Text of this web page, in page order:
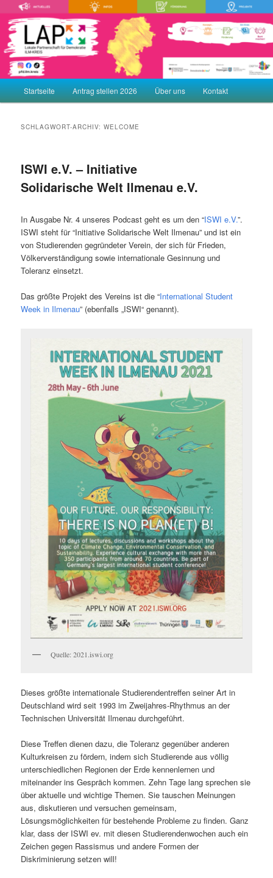
primären
Inhalt
springen
sekundären
Inhalt
springenLAP – Lokale Partnerschaft für
Demokratie ILM-KREIS
Demokratie leben! Aktiv gegen Rechtsextremismus, Gewalt und
Menschenfeindlichkeit
HauptmenüStartseite Antrag stellen 2026 Über uns Kontakt
SCHLAGWORT-ARCHIV:WELCOME
ISWI e.V. – Initiative
Solidarische Welt Ilmenau e.V.
In Ausgabe Nr. 4 unseres Podcast geht es um den “ISWI e.V.”.
ISWI steht für “Initiative Solidarische Welt Ilmenau” und ist ein
von Studierenden gegründeter Verein, der sich für Frieden,
Völkerverständigung sowie internationale Gesinnung und
Toleranz einsetzt.
Das größte Projekt des Vereins ist die “International Student
Week in Ilmenau” (ebenfalls „ISWI“ genannt).
Quelle: 2021.iswi.org
Dieses größte internationale Studierendentreffen seiner Art in
Deutschland wird seit 1993 im Zweijahres-Rhythmus an der
Technischen Universität Ilmenau durchgeführt.
Diese Treffen dienen dazu, die Toleranz gegenüber anderen
Kulturkreisen zu fördern, indem sich Studierende aus völlig
unterschiedlichen Regionen der Erde kennenlernen und
miteinander ins Gespräch kommen. Zehn Tage lang sprechen sie
über aktuelle und wichtige Themen. Sie tauschen Meinungen
aus, diskutieren und versuchen gemeinsam,
Lösungsmöglichkeiten für bestehende Probleme zu finden. Ganz
klar, dass der ISWI ev. mit diesen Studierendenwochen auch ein
Zeichen gegen Rassismus und andere Formen der
Diskriminierung setzen will!